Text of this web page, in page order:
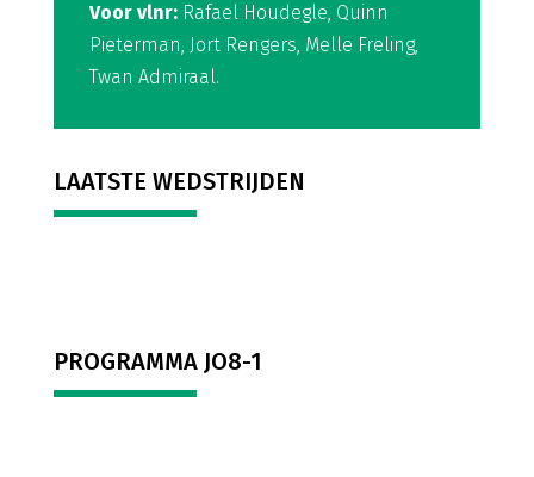
Voor vlnr:Rafael Houdegle, Quinn
Pieterman, Jort Rengers, Melle Freling,
Twan Admiraal.
LAATSTE WEDSTRIJDEN
PROGRAMMA JO8-1